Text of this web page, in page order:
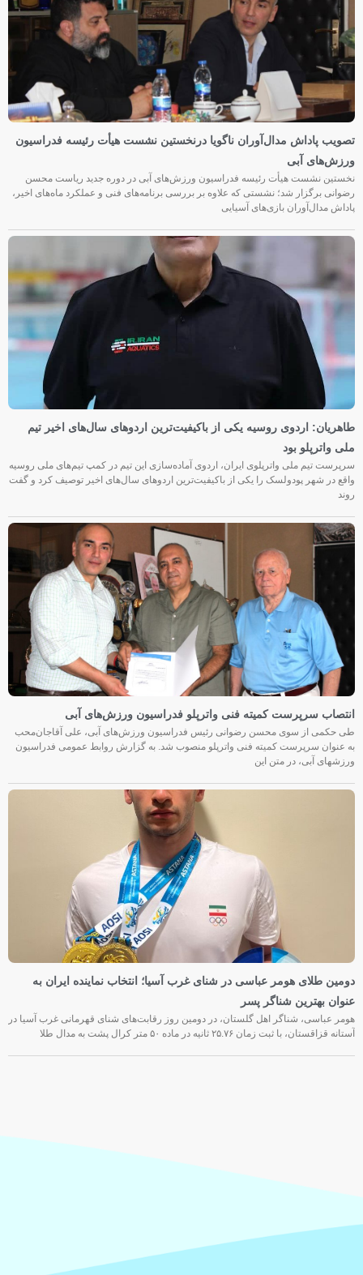
تصویب پاداش مدال‌آوران ناگویا درنخستین نشست هیأت رئیسه فدراسیون
ورزش‌های آبی
نخستین نشست هیأت رئیسه فدراسیون ورزش‌های آبی در دوره جدید ریاست محسن
رضوانی برگزار شد؛ نشستی که علاوه بر بررسی برنامه‌های فنی و عملکرد ماه‌های اخیر،
پاداش مدال‌آوران بازی‌های آسیایی
طاهریان: اردوی روسیه یکی از باکیفیت‌ترین اردوهای سال‌های اخیر تیم
ملی واترپلو بود
سرپرست تیم ملی واترپلوی ایران، اردوی آماده‌سازی این تیم در کمپ تیم‌های ملی روسیه
واقع در شهر پودولسک را یکی از باکیفیت‌ترین اردوهای سال‌های اخیر توصیف کرد و گفت
روند
انتصاب سرپرست کمیته فنی واترپلو فدراسیون ورزش‌های آبی
طی حکمی از سوی محسن رضوانی رئیس فدراسیون ورزش‌های آبی، علی آقاجان‌محب
به عنوان سرپرست کمیته فنی واترپلو منصوب شد. به گزارش روابط عمومی فدراسیون
ورزشهای آبی، در متن این
دومین طلای هومر عباسی در شنای غرب آسیا؛ انتخاب نماینده ایران به
عنوان بهترین شناگر پسر
هومر عباسی، شناگر اهل گلستان، در دومین روز رقابت‌های شنای قهرمانی غرب آسیا در
آستانه قزاقستان، با ثبت زمان ۲۵.۷۶ ثانیه در ماده ۵۰ متر کرال پشت به مدال طلا